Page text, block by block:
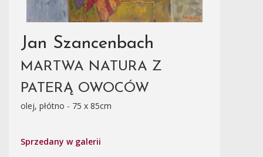
Jan Szancenbach
MARTWA NATURA Z
PATERĄ OWOCÓW
olej, płótno - 75 x 85cm
Sprzedany w galerii